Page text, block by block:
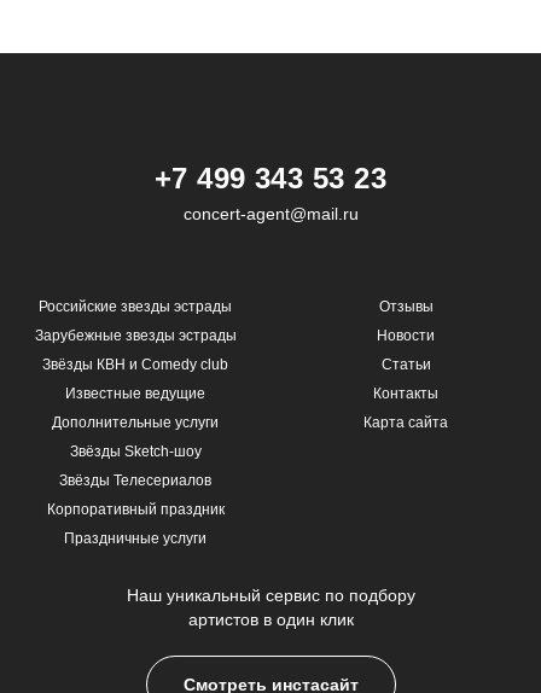
+7 499 343 53 23
concert-agent@mail.ru
Российские звезды эстрады
Зарубежные звезды эстрады
Звёзды КВН и Comedy club
Известные ведущие
Дополнительные услуги
Звёзды Sketch-шоу
Звёзды Телесериалов
Корпоративный праздник
Праздничные услуги
Отзывы
Новости
Статьи
Контакты
Карта сайта
Наш уникальный сервис по подбору
артистов в один клик
Смотреть инстасайт